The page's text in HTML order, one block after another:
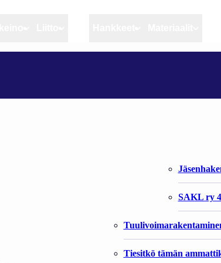
Artikkelit Elinkeino
Rannikko ja
Elinkeinokalatalouden
Kalat ja kalatalous
Vahinkoeläimet
Tiesitkö tämän
Liitto
Liiton
SAKL ry